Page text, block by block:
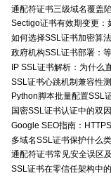
通配符证书三级域名覆盖
Sectigo证书有效期变更：
如何选择SSL证书加密算
政府机构SSL证书部署：
IP SSL证书解析：为什么
SSL证书心跳机制兼容性
Python脚本批量配置SSL
国密SSL证书认证中的双
Google SEO指南：
多域名SSL证书保护什么
通配符证书常见安全误区
SSL证书在零信任架构中